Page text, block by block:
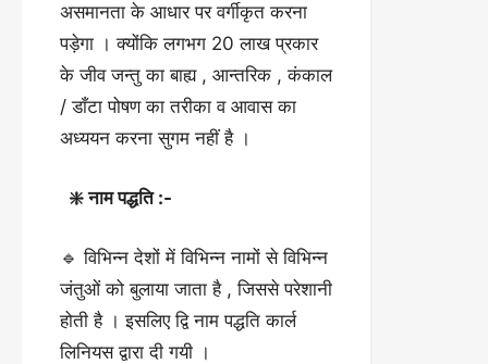
असमानता के आधार पर वर्गीकृत करना
पड़ेगा । क्योंकि लगभग 20 लाख प्रकार
के जीव जन्तु का बाह्य , आन्तरिक , कंकाल
/ डाँटा पोषण का तरीका व आवास का
अध्ययन करना सुगम नहीं है ।
❇️ नाम पद्धति :-
🔹 विभिन्न देशों में विभिन्न नामों से विभिन्न
जंतुओं को बुलाया जाता है , जिससे परेशानी
होती है । इसलिए द्वि नाम पद्धति कार्ल
लिनियस द्वारा दी गयी ।